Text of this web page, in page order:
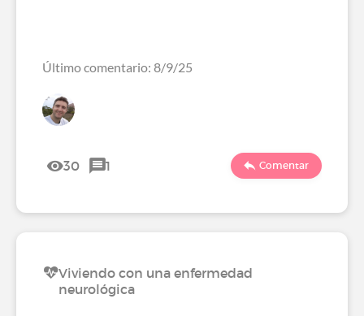
Último comentario: 8/9/25
30 1 Comentar
Viviendo con una enfermedad
neurológica